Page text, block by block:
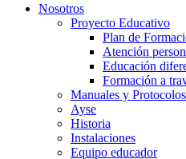
Nosotros
Proyecto Educativo
Plan de
Atención
Educación
Formación a
Manuales y Protocolos
Ayse
Historia
Instalaciones
Equipo educador